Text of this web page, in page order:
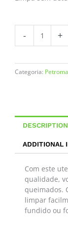
- +
Categoria:
DESCRIPTION
ADDITIONAL
Com este
qualidade,
queimados.
limpar
fundido ou